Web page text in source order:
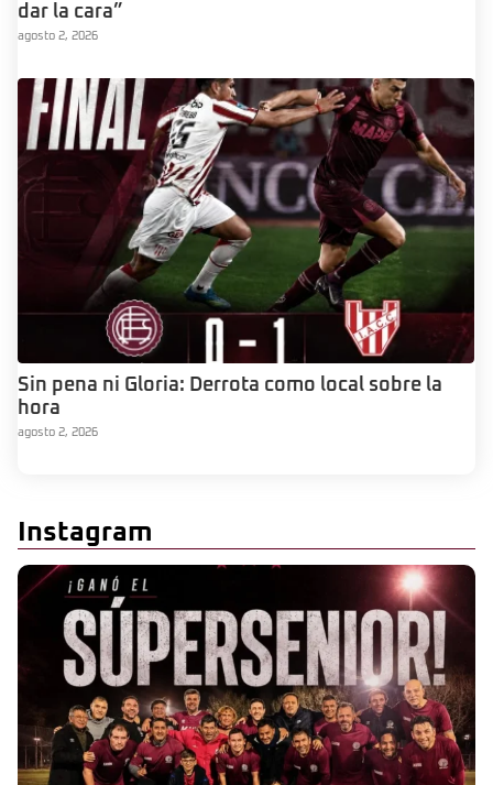
dar la cara”
agosto 2, 2026
Sin pena ni Gloria: Derrota como local sobre la
hora
agosto 2, 2026
Instagram